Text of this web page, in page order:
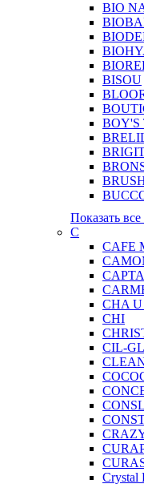
BIO
BISOU
BOY'S
Показать все
C
CAFE
CHA
CHI
CIL-
Crystal